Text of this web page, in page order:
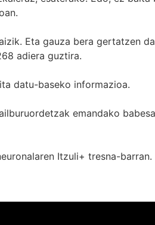
Eta gauza bera gertatzen
adiera guztira.
datu-baseko informazioa.
emandako
Itzuli+ tresna-barran.